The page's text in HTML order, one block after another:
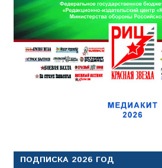
ПОДПИСКА 2026 ГОД